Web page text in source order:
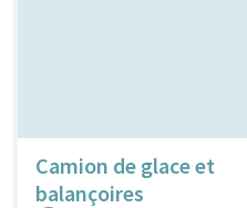
Camion de glace et
balançoires